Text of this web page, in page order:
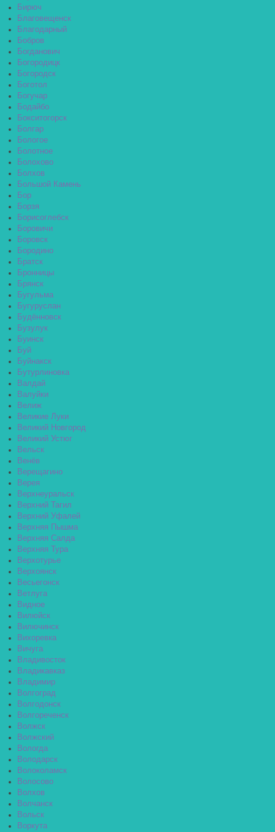
Бирюч
Благовещенск
Благодарный
Бобров
Богданович
Богородицк
Богородск
Боготол
Богучар
Бодайбо
Бокситогорск
Болгар
Бологое
Болотное
Болохово
Болхов
Большой Камень
Бор
Борзя
Борисоглебск
Боровичи
Боровск
Бородино
Братск
Бронницы
Брянск
Бугульма
Бугуруслан
Будённовск
Бузулук
Буинск
Буй
Буйнакск
Бутурлиновка
Валдай
Валуйки
Велиж
Великие Луки
Великий Новгород
Великий Устюг
Вельск
Венёв
Верещагино
Верея
Верхнеуральск
Верхний Тагил
Верхний Уфалей
Верхняя Пышма
Верхняя Салда
Верхняя Тура
Верхотурье
Верхоянск
Весьегонск
Ветлуга
Видное
Вилюйск
Вилючинск
Вихоревка
Вичуга
Владивосток
Владикавказ
Владимир
Волгоград
Волгодонск
Волгореченск
Волжск
Волжский
Вологда
Володарск
Волоколамск
Волосово
Волхов
Волчанск
Вольск
Воркута